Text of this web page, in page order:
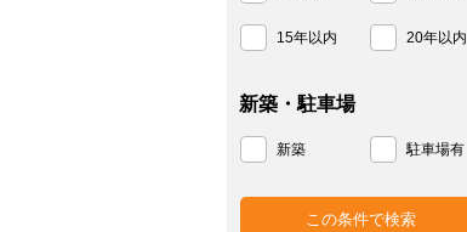
15年以内 20年以内
新築・駐車場
新築 駐車場有